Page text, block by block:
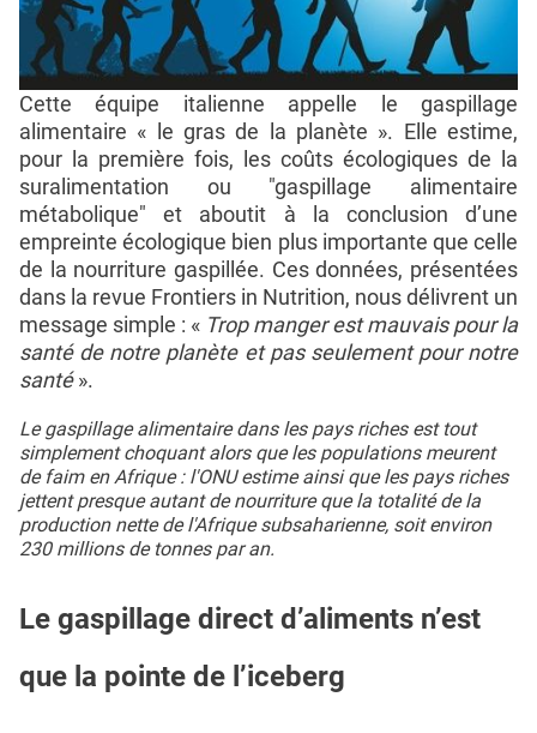
Cette équipe italienne appelle le gaspillage
alimentaire « le gras de la planète ». Elle estime,
pour la première fois, les coûts écologiques de la
suralimentation ou "gaspillage alimentaire
métabolique" et aboutit à la conclusion d’une
empreinte écologique bien plus importante que celle
de la nourriture gaspillée. Ces données, présentées
dans la revue Frontiers in Nutrition, nous délivrent un
message simple : « Trop manger est mauvais pour la
santé de notre planète et pas seulement pour notre
santé».
Le gaspillage alimentaire dans les pays riches est tout
simplement choquant alors que les populations meurent
de faim en Afrique : l'ONU estime ainsi que les pays riches
jettent presque autant de nourriture que la totalité de la
production nette de l'Afrique subsaharienne, soit environ
230 millions de tonnes par an.
Le gaspillage direct d’aliments n’est
que la pointe de l’iceberg